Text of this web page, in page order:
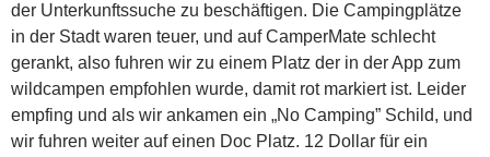
der Unterkunftssuche zu beschäftigen. Die Campingplätze
in der Stadt waren teuer, und auf CamperMate schlecht
gerankt, also fuhren wir zu einem Platz der in der App zum
wildcampen empfohlen wurde, damit rot markiert ist. Leider
empfing und als wir ankamen ein „No Camping” Schild, und
wir fuhren weiter auf einen Doc Platz. 12 Dollar für ein